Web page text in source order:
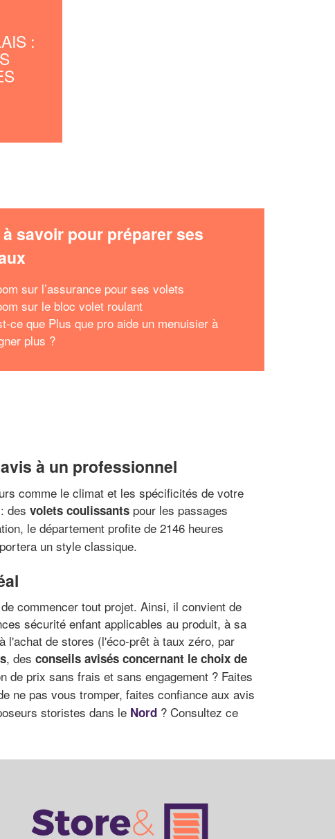
:
savoir pour préparer ses
sur l’assurance pour ses volets
sur le bloc volet roulant
ce que Plus que pro aide un menuisier à
plus ?
à un professionnel
comme le climat et les spécificités de votre
des volets coulissants pour les passages
le département profite de 2146 heures
un style classique.
commencer tout projet. Ainsi, il convient de
sécurité enfant applicables au produit, à sa
l'achat de stores (l'éco-prêt à taux zéro, par
, des conseils avisés concernant le choix de
de prix sans frais et sans engagement ? Faites
ne pas vous tromper, faites confiance aux avis
storistes dans le Nord ? Consultez ce